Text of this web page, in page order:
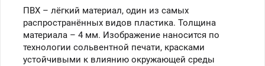
ПВХ – лёгкий материал, один из самых
распространённых видов пластика. Толщина
материала – 4 мм. Изображение наносится по
технологии сольвентной печати, красками
устойчивыми к влиянию окружающей среды